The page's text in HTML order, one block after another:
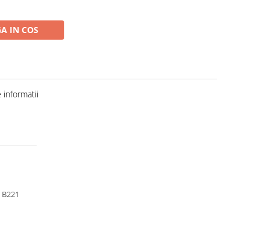
IN COS
informatii